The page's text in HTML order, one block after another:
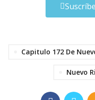
Capitulo 172 De
Nuevo